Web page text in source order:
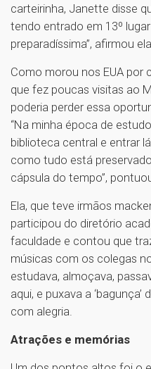
carteirinha, Janette disse
tendo entrado em 13º
preparadíssima”, afirmou
Como morou nos EUA por
que fez poucas visitas ao
poderia perder essa
“Na minha época de
biblioteca central e entrar
como tudo está
cápsula do tempo”,
Ela, que teve irmãos
participou do diretório
faculdade e contou que
músicas com os colegas
estudava, almoçava,
aqui, e puxava a
com alegria.
Atrações e memórias